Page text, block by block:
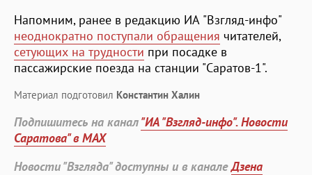
Напомним, ранее в редакцию ИА "Взгляд-инфо"
неоднократно поступали обращения читателей,
сетующих на трудности при посадке в
пассажирские поезда на станции "Саратов-1".
Материал подготовил Константин Халин
Подпишитесь на канал"ИА "Взгляд-инфо". Новости
Саратова" в MAX
Новости "Взгляда" доступны и в каналеДзена